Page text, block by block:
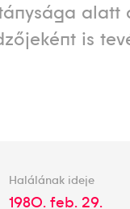
alatt
is
Halálának ideje
1980. feb. 29.